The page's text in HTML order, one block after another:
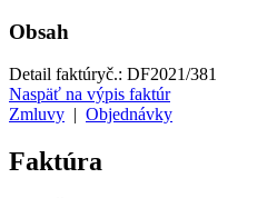
Obsah
Detail faktúryč.: DF2021/381
Naspäť na výpis faktúr
Zmluvy
Objednávky
Faktúra